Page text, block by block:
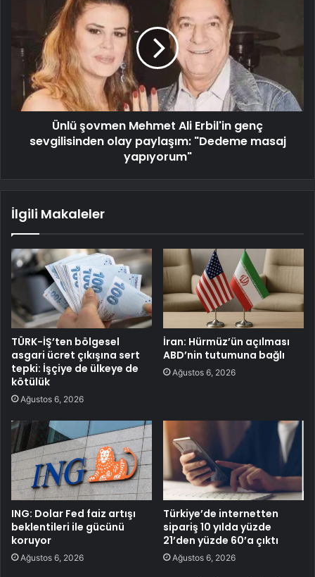
Ünlü şovmen Mehmet Ali Erbil'in genç
sevgilisinden olay paylaşım: "Dedeme masaj
yapıyorum"
İlgili Makaleler
TÜRK-İŞ’ten bölgesel
asgari ücret çıkışına sert
tepki: İşçiye de ülkeye de
kötülük
Ağustos 6, 2026
İran: Hürmüz’ün açılması
ABD’nin tutumuna bağlı
Ağustos 6, 2026
ING: Dolar Fed faiz artışı
beklentileri ile gücünü
koruyor
Ağustos 6, 2026
Türkiye’de internetten
sipariş 10 yılda yüzde
21’den yüzde 60’a çıktı
Ağustos 6, 2026